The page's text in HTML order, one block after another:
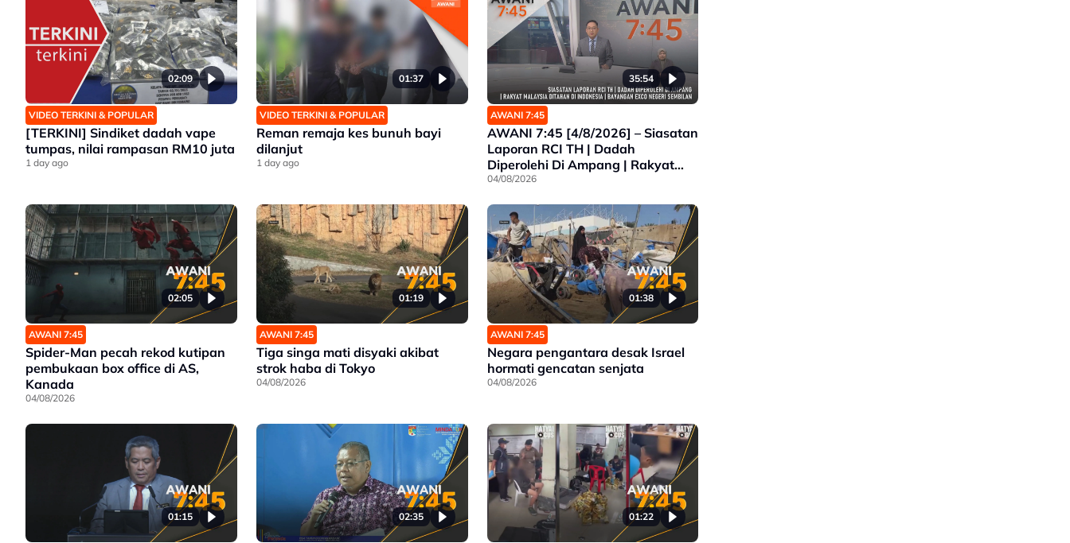
02:09
VIDEO TERKINI & POPULAR
[TERKINI] Sindiket dadah vape
tumpas, nilai rampasan RM10 juta
1 day ago
01:37
VIDEO TERKINI & POPULAR
Reman remaja kes bunuh bayi
dilanjut
1 day ago
35:54
AWANI 7:45
AWANI 7:45 [4/8/2026] – Siasatan
Laporan RCI TH | Dadah
Diperolehi Di Ampang | Rakyat
Malaysia Ditahan Di Indonesia |
04/08/2026
02:05
AWANI 7:45
Spider-Man pecah rekod kutipan
pembukaan box office di AS,
Kanada
04/08/2026
01:19
AWANI 7:45
Tiga singa mati disyaki akibat
strok haba di Tokyo
04/08/2026
01:38
AWANI 7:45
Negara pengantara desak Israel
hormati gencatan senjata
04/08/2026
01:15 02:35 01:22